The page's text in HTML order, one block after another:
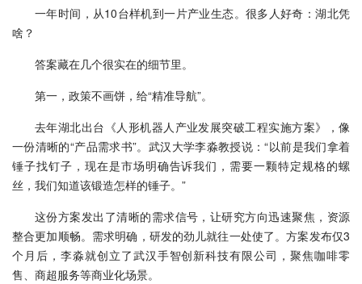
一年时间，从10台样机到一片产业生态。很多人好奇：湖北凭
啥？
答案藏在几个很实在的细节里。
第一，政策不画饼，给“精准导航”。
去年湖北出台《人形机器人产业发展突破工程实施方案》，像
一份清晰的“产品需求书”。武汉大学李淼教授说：“以前是我们拿着
锤子找钉子，现在是市场明确告诉我们，需要一颗特定规格的螺
丝，我们知道该锻造怎样的锤子。”
这份方案发出了清晰的需求信号，让研究方向迅速聚焦，资源
整合更加顺畅。需求明确，研发的劲儿就往一处使了。方案发布仅3
个月后，李淼就创立了武汉手智创新科技有限公司，聚焦咖啡零
售、商超服务等商业化场景。